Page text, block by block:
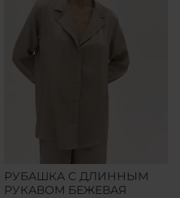
РУБАШКА С ДЛИННЫМ
РУКАВОМ БЕЖЕВАЯ